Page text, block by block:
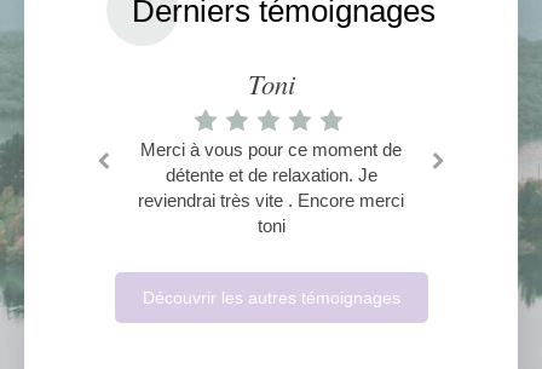
Derniers témoignages
Vonvon
Première expérience dans le
domaine de l'hypnose réussie. Très
bonne praticienne. Vonvon
Toni
Merci à vous pour ce moment de
détente et de relaxation. Je
reviendrai très vite . Encore merci
toni
Découvrir les autres témoignages